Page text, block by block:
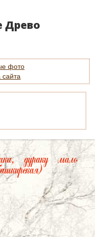
Древо
фото
сайта
дураку мало